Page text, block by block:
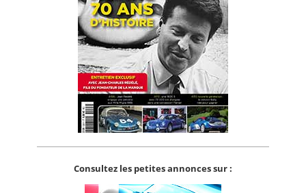
Consultez les petites annonces sur :